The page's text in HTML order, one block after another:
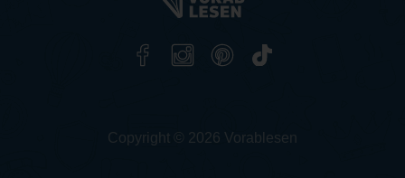
Copyright © 2026 Vorablesen